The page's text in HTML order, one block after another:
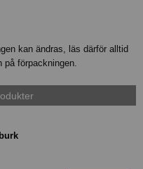
kan ändras, läs därför alltid
förpackningen.